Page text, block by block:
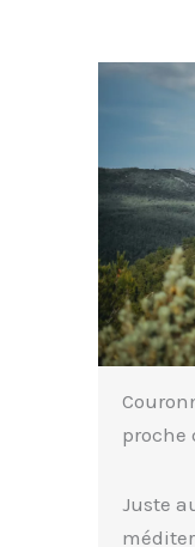
proche
Juste